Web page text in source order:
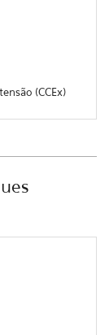
(CCEx)